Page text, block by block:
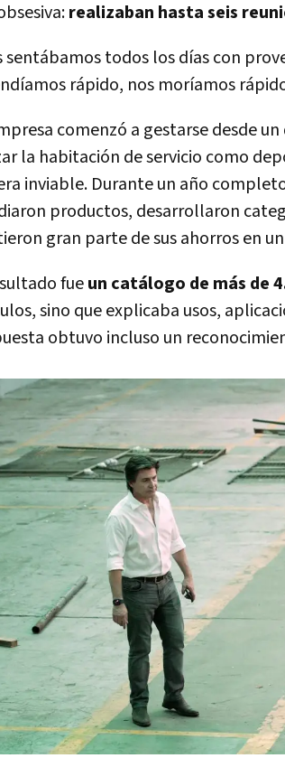
realizaban hasta seis
sentábamos todos los días con
rápido, nos moríamos
comenzó a gestarse desde
la habitación de servicio como
inviable. Durante un año
productos, desarrollaron
gran parte de sus ahorros en
fueun catálogo de más de
sino que explicaba usos,
obtuvo incluso un